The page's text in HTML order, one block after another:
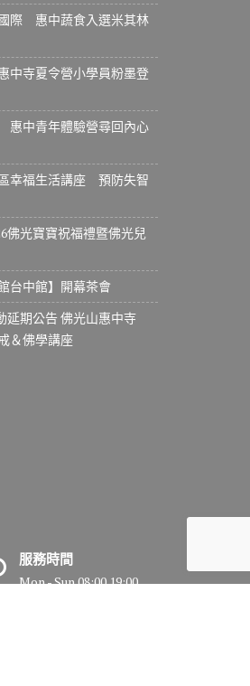
際 惠中蔬食入選米其林
寺夏令營小學員粉墨登
中青年體驗營尋回內心
幸福生活講座 預防失智
佛光寶寶祝福禮暨佛光兒
台中館】開幕茶會
延期公告 佛光山惠中寺
＆佛學講座
服務時間
Mon - Sun 08:00 19:00